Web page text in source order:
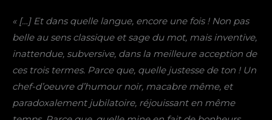
« […] Et dans quelle langue, encore une fois ! Non pas
belle au sens classique et sage du mot, mais inventive,
inattendue, subversive, dans la meilleure acception de
ces trois termes. Parce que, quelle justesse de ton ! Un
chef-d’oeuvre d’humour noir, macabre même, et
paradoxalement jubilatoire, réjouissant en même